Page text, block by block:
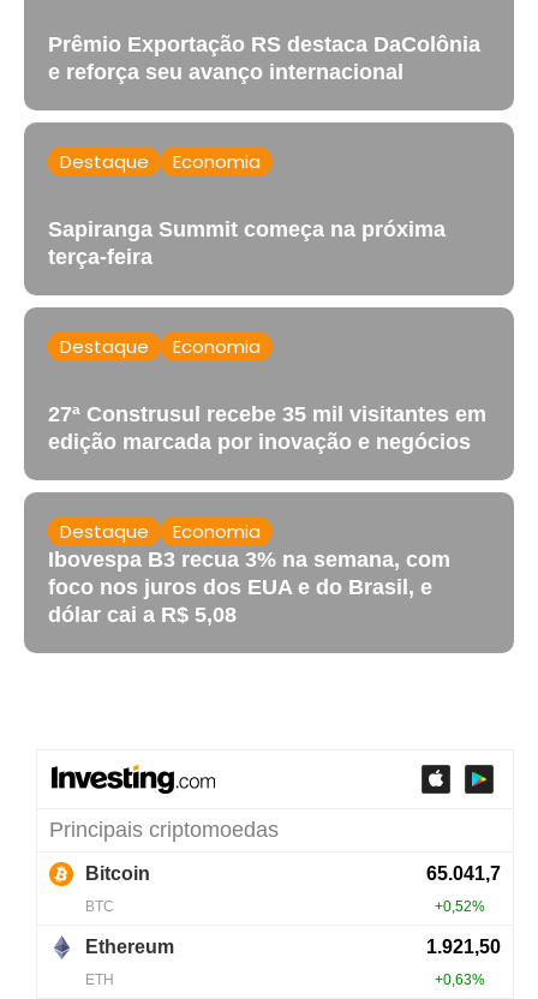
Prêmio Exportação RS destaca DaColônia
e reforça seu avanço internacional
Destaque Economia
Sapiranga Summit começa na próxima
terça-feira
Destaque Economia
27ª Construsul recebe 35 mil visitantes em
edição marcada por inovação e negócios
Destaque Economia
Ibovespa B3 recua 3% na semana, com
foco nos juros dos EUA e do Brasil, e
dólar cai a R$ 5,08